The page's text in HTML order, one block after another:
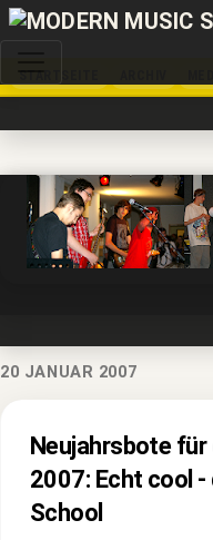
STARTSEITE
20 JANUAR 2007
Neujahrsbote für
2007: Echt cool
School